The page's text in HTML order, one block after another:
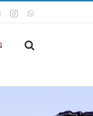
CorreoInstagram